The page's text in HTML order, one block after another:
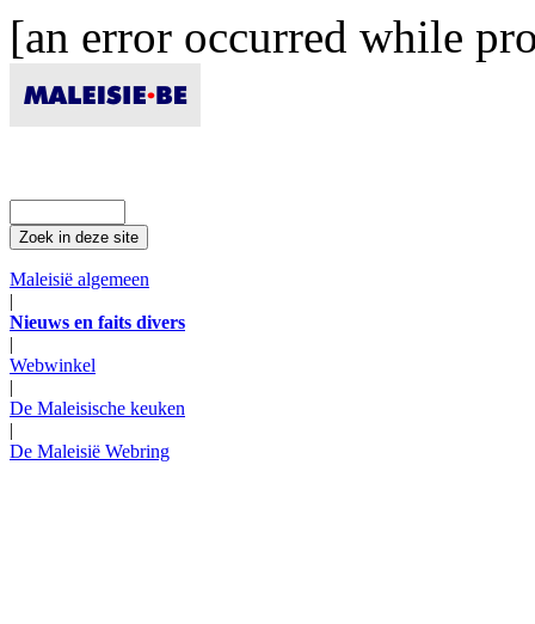
[an error occurred while
Maleisië algemeen
|
Nieuws en faits divers
|
Webwinkel
|
De Maleisische keuken
|
De Maleisië Webring